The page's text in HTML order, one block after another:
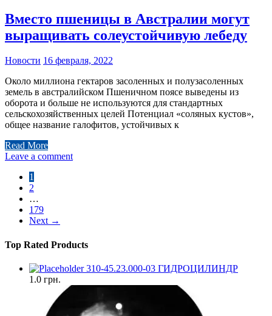
Вместо пшеницы в Австралии могут
выращивать солеустойчивую лебеду
Новости 16 февраля, 2022
Около миллиона гектаров засоленных и полузасоленных
земель в австралийском Пшеничном поясе выведены из
оборота и больше не используются для стандартных
сельскохозяйственных целей Потенциал «соляных кустов»,
общее название галофитов, устойчивых к
Read More
Leave a comment
Пагинация
записей
1
2
…
179
Next →
Top Rated Products
310-45.23.000-03 ГИДРОЦИЛИНДР
1.0 грн.